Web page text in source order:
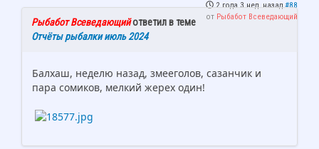
2 года 3 нед. назад #88
от Рыбабот Всеведающий
Рыбабот Всеведающийответил в теме
Отчёты рыбалки июль 2024
Балхаш, неделю назад, змееголов, сазанчик и
пара сомиков, мелкий жерех один!